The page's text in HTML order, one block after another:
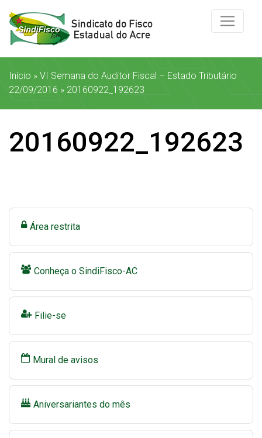
Início » VI Semana do Auditor Fiscal – Estado Tributário
22/09/2016 » 20160922_192623
20160922_192623
Área restrita
Conheça o SindiFisco-AC
Filie-se
Mural de avisos
Aniversariantes do mês